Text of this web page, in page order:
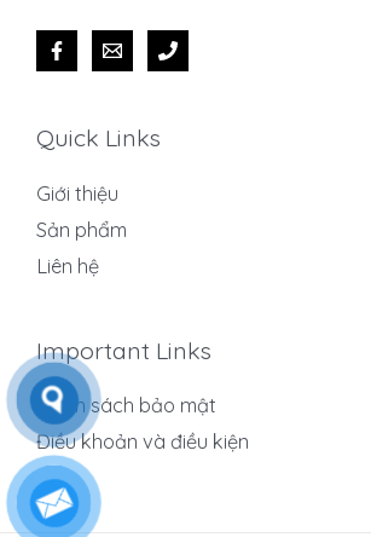
Quick Links
Giới thiệu
Sản phẩm
Liên hệ
Important Links
Chính sách bảo mật
Điều khoản và điều kiện